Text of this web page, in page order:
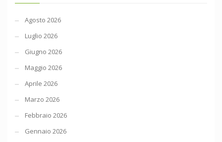
Agosto 2026
Luglio 2026
Giugno 2026
Maggio 2026
Aprile 2026
Marzo 2026
Febbraio 2026
Gennaio 2026